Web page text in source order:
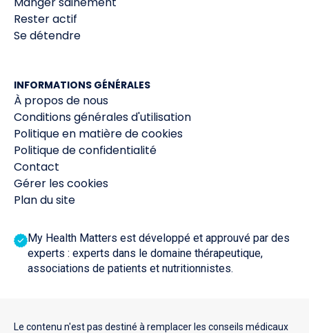
Rester actif
Se détendre
INFORMATIONS GÉNÉRALES
À propos de nous
Conditions générales d'utilisation
Politique en matière de cookies
Politique de confidentialité
Contact
Gérer les cookies
Plan du site
My Health Matters est développé et approuvé par des
experts : experts dans le domaine thérapeutique,
associations de patients et nutritionnistes.
Le contenu n'est pas destiné à remplacer les conseils médicaux